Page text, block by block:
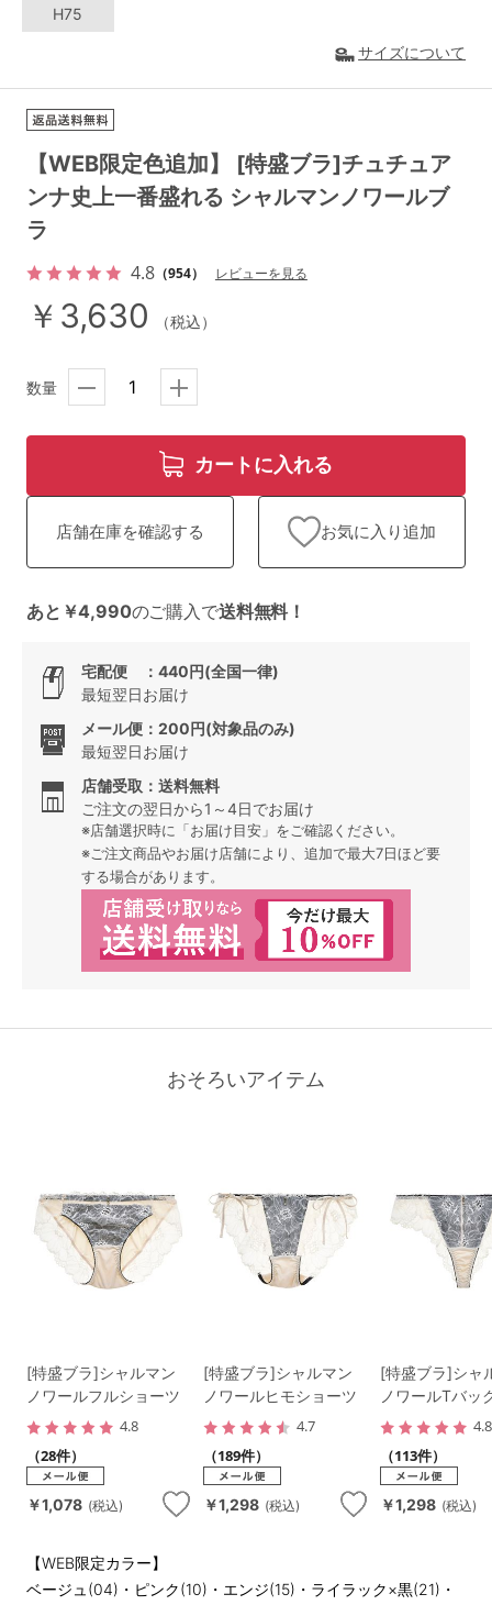
LL-EF
その他から探す
新着アイテム
ランキング
高評価レビューアイテム
検索を閉じる
【WEB限定色追加】 [特盛ブラ]チュチュア
ンナ史上一番盛れる シャルマンノワールブ
ラ
4.8（954） レビューを見る
￥3,630 （税込）
H75
サイズについて
数量
カートに入れる
店舗在庫を確認する お気に入り追加
あと￥4,990のご購入で送料無料！
宅配便 ：440円(全国一律)
最短翌日お届け
メール便：200円(対象品のみ)
最短翌日お届け
店舗受取：送料無料
ご注文の翌日から1～4日でお届け
※店舗選択時に「お届け目安」をご確認ください。
※ご注文商品やお届け店舗により、追加で最大7日ほど要
する場合があります。
おそろいアイテム
[特盛ブラ]シャルマン
ノワールフルショーツ
4.8
（28件）
￥1,078 (税込)
[特盛ブラ]シャルマン
ノワールヒモショーツ
4.7
（189件）
￥1,298 (税込)
[特盛ブラ]シャ
ノワールTバッ
4.8
（113件）
￥1,298 (税込)
【WEB限定カラー】
ベージュ(04)・ピンク(10)・エンジ(15)・ライラック×黒(21)・